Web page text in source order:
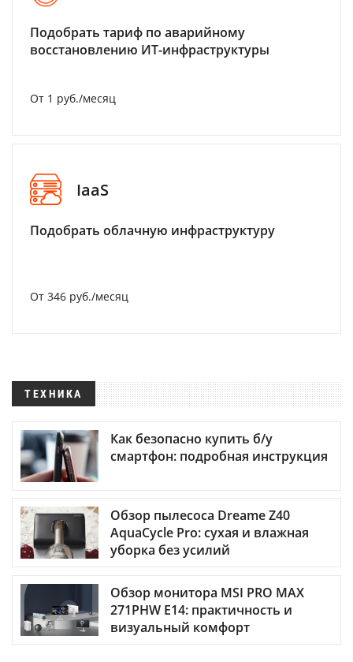
Подобрать тариф по аварийному
восстановлению ИТ-инфраструктуры
От 1 руб./месяц
IaaS
Подобрать облачную инфраструктуру
От 346 руб./месяц
ТЕХНИКА
Как безопасно купить б/у
смартфон: подробная инструкция
Обзор пылесоса Dreame Z40
AquaCycle Pro: сухая и влажная
уборка без усилий
Обзор монитора MSI PRO MAX
271PHW E14: практичность и
визуальный комфорт